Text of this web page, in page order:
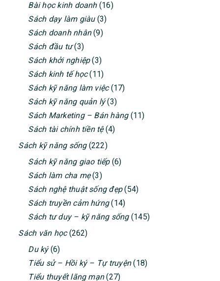
Bài học kinh doanh(16)
Sách dạy làm giàu(3)
Sách doanh nhân(9)
Sách đầu tư(3)
Sách khởi nghiệp(3)
Sách kinh tế học(11)
Sách kỹ năng làm việc(17)
Sách kỹ năng quản lý(3)
Sách Marketing – Bán hàng(11)
Sách tài chính tiền tệ(4)
Sách kỹ năng sống(222)
Sách kỹ năng giao tiếp(6)
Sách làm cha mẹ(3)
Sách nghệ thuật sống đẹp(54)
Sách truyền cảm hứng(14)
Sách tư duy – kỹ năng sống(145)
Sách văn học(262)
Du ký(6)
Tiểu sử – Hồi ký – Tự truyện(18)
Tiểu thuyết lãng mạn(27)